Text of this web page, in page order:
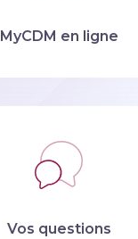
MyCDM en ligne
Vos questions